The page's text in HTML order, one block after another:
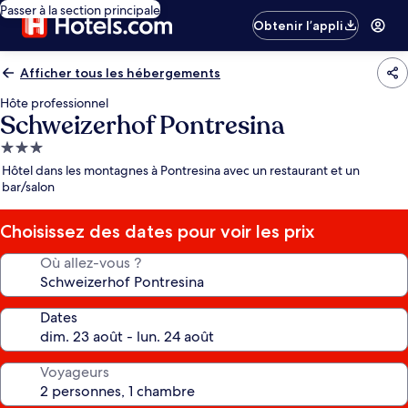
Passer à la section principale
Obtenir l’appli
Afficher tous les hébergements
Hôte professionnel
Schweizerhof Pontresina
Hébergement
3.0 étoiles
Hôtel dans les montagnes à Pontresina avec un restaurant et un
bar/salon
Choisissez des dates pour voir les prix
Où allez-vous ?
Dates
Voyageurs